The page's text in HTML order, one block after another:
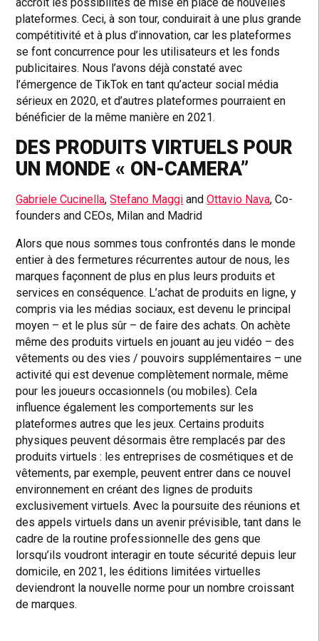
accroît les possibilités de mise en place de nouvelles
plateformes. Ceci, à son tour, conduirait à une plus grande
compétitivité et à plus d’innovation, car les plateformes
se font concurrence pour les utilisateurs et les fonds
publicitaires. Nous l’avons déjà constaté avec
l’émergence de TikTok en tant qu’acteur social média
sérieux en 2020, et d’autres plateformes pourraient en
bénéficier de la même manière en 2021.
DES PRODUITS VIRTUELS POUR
UN MONDE « ON-CAMERA”
Gabriele Cucinella,Stefano Maggi andOttavio Nava, Co-
founders and CEOs, Milan and Madrid
Alors que nous sommes tous confrontés dans le monde
entier à des fermetures récurrentes autour de nous, les
marques façonnent de plus en plus leurs produits et
services en conséquence. L’achat de produits en ligne, y
compris via les médias sociaux, est devenu le principal
moyen – et le plus sûr – de faire des achats. On achète
même des produits virtuels en jouant au jeu vidéo – des
vêtements ou des vies / pouvoirs supplémentaires – une
activité qui est devenue complètement normale, même
pour les joueurs occasionnels (ou mobiles). Cela
influence également les comportements sur les
plateformes autres que les jeux. Certains produits
physiques peuvent désormais être remplacés par des
produits virtuels : les entreprises de cosmétiques et de
vêtements, par exemple, peuvent entrer dans ce nouvel
environnement en créant des lignes de produits
exclusivement virtuels. Avec la poursuite des réunions et
des appels virtuels dans un avenir prévisible, tant dans le
cadre de la routine professionnelle des gens que
lorsqu’ils voudront interagir en toute sécurité depuis leur
domicile, en 2021, les éditions limitées virtuelles
deviendront la nouvelle norme pour un nombre croissant
de marques.